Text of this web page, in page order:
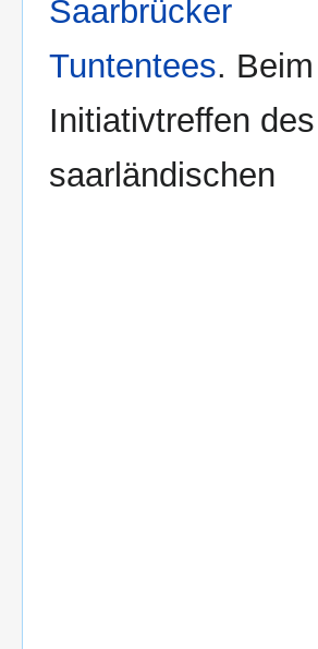
Saarbrücker
Tuntentees. Beim
Initiativtreffen des
saarländischen